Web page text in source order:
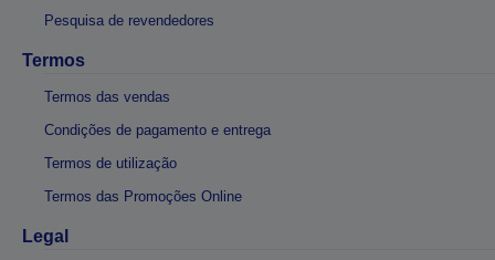
Pesquisa de revendedores
Termos
Termos das vendas
Condições de pagamento e entrega
Termos de utilização
Termos das Promoções Online
Legal